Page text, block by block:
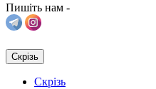
Пишіть нам -
Скрізь
Скрізь